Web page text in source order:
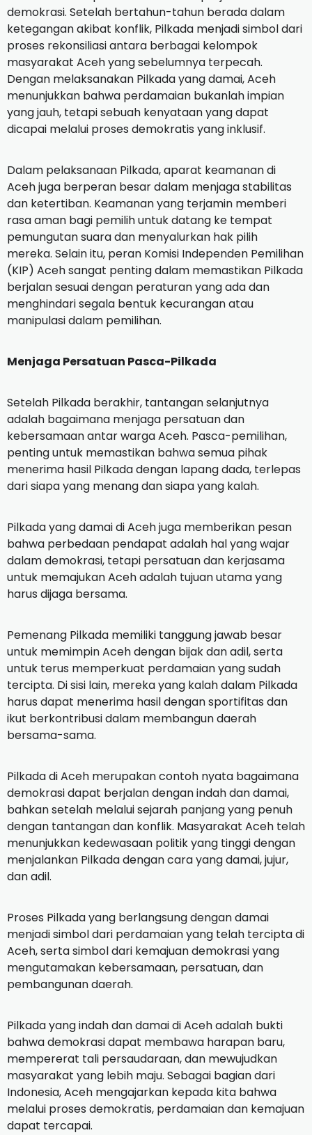
demokrasi. Setelah bertahun-tahun berada dalam
ketegangan akibat konflik, Pilkada menjadi simbol dari
proses rekonsiliasi antara berbagai kelompok
masyarakat Aceh yang sebelumnya terpecah.
Dengan melaksanakan Pilkada yang damai, Aceh
menunjukkan bahwa perdamaian bukanlah impian
yang jauh, tetapi sebuah kenyataan yang dapat
dicapai melalui proses demokratis yang inklusif.
Dalam pelaksanaan Pilkada, aparat keamanan di
Aceh juga berperan besar dalam menjaga stabilitas
dan ketertiban. Keamanan yang terjamin memberi
rasa aman bagi pemilih untuk datang ke tempat
pemungutan suara dan menyalurkan hak pilih
mereka. Selain itu, peran Komisi Independen Pemilihan
(KIP) Aceh sangat penting dalam memastikan Pilkada
berjalan sesuai dengan peraturan yang ada dan
menghindari segala bentuk kecurangan atau
manipulasi dalam pemilihan.
Menjaga Persatuan Pasca-Pilkada
Setelah Pilkada berakhir, tantangan selanjutnya
adalah bagaimana menjaga persatuan dan
kebersamaan antar warga Aceh. Pasca-pemilihan,
penting untuk memastikan bahwa semua pihak
menerima hasil Pilkada dengan lapang dada, terlepas
dari siapa yang menang dan siapa yang kalah.
Pilkada yang damai di Aceh juga memberikan pesan
bahwa perbedaan pendapat adalah hal yang wajar
dalam demokrasi, tetapi persatuan dan kerjasama
untuk memajukan Aceh adalah tujuan utama yang
harus dijaga bersama.
Pemenang Pilkada memiliki tanggung jawab besar
untuk memimpin Aceh dengan bijak dan adil, serta
untuk terus memperkuat perdamaian yang sudah
tercipta. Di sisi lain, mereka yang kalah dalam Pilkada
harus dapat menerima hasil dengan sportifitas dan
ikut berkontribusi dalam membangun daerah
bersama-sama.
Pilkada di Aceh merupakan contoh nyata bagaimana
demokrasi dapat berjalan dengan indah dan damai,
bahkan setelah melalui sejarah panjang yang penuh
dengan tantangan dan konflik. Masyarakat Aceh telah
menunjukkan kedewasaan politik yang tinggi dengan
menjalankan Pilkada dengan cara yang damai, jujur,
dan adil.
Proses Pilkada yang berlangsung dengan damai
menjadi simbol dari perdamaian yang telah tercipta di
Aceh, serta simbol dari kemajuan demokrasi yang
mengutamakan kebersamaan, persatuan, dan
pembangunan daerah.
Pilkada yang indah dan damai di Aceh adalah bukti
bahwa demokrasi dapat membawa harapan baru,
mempererat tali persaudaraan, dan mewujudkan
masyarakat yang lebih maju. Sebagai bagian dari
Indonesia, Aceh mengajarkan kepada kita bahwa
melalui proses demokratis, perdamaian dan kemajuan
dapat tercapai.